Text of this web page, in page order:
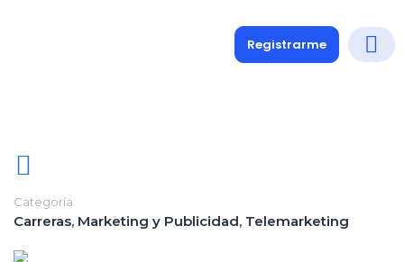
Registrarme
Categoría:
Carreras, Marketing y Publicidad, Telemarketing